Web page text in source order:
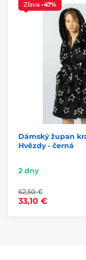
Zľava -47%
Dámský župan
Hvězdy - černá
2 dny
62,50 €
33,10 €